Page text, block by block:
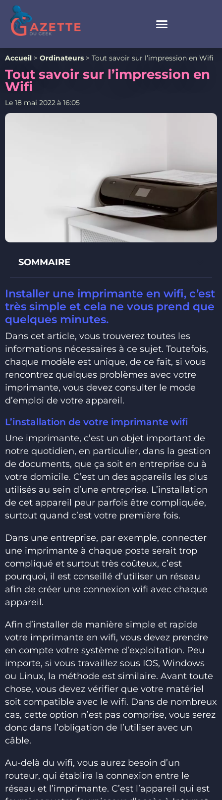
Accueil > Ordinateurs > Tout savoir sur l’impression en Wifi
Tout savoir sur l’impression en
Wifi
Le 18 mai 2022à 16:05
SOMMAIRE
Installer une imprimante en wifi, c’est
très simple et cela ne vous prend que
quelques minutes.
Dans cet article, vous trouverez toutes les
informations nécessaires à ce sujet. Toutefois,
chaque modèle est unique, de ce fait, si vous
rencontrez quelques problèmes avec votre
imprimante, vous devez consulter le mode
d’emploi de votre appareil.
L’installation de votre imprimante wifi
Une imprimante, c’est un objet important de
notre quotidien, en particulier, dans la gestion
de documents, que ça soit en entreprise ou à
votre domicile. C’est un des appareils les plus
utilisés au sein d’une entreprise. L’installation
de cet appareil peur parfois être compliquée,
surtout quand c’est votre première fois.
Dans une entreprise, par exemple, connecter
une imprimante à chaque poste serait trop
compliqué et surtout très coûteux, c’est
pourquoi, il est conseillé d’utiliser un réseau
afin de créer une connexion wifi avec chaque
appareil.
Afin d’installer de manière simple et rapide
votre imprimante en wifi, vous devez prendre
en compte votre système d’exploitation. Peu
importe, si vous travaillez sous IOS, Windows
ou Linux, la méthode est similaire. Avant toute
chose, vous devez vérifier que votre matériel
soit compatible avec le wifi. Dans de nombreux
cas, cette option n’est pas comprise, vous serez
donc dans l’obligation de l’utiliser avec un
câble.
Au-delà du wifi, vous aurez besoin d’un
routeur, qui établira la connexion entre le
réseau et l’imprimante. C’est l’appareil qui est